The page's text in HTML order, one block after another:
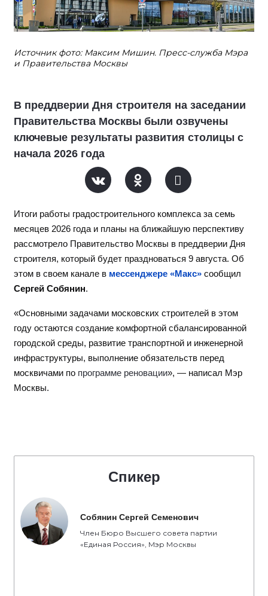
Источник фото: Максим Мишин. Пресс-служба Мэра
и Правительства Москвы
В преддверии Дня строителя на заседании
Правительства Москвы были озвучены
ключевые результаты развития столицы с
начала 2026 года
Итоги работы градостроительного комплекса за семь
месяцев 2026 года и планы на ближайшую перспективу
рассмотрело Правительство Москвы в преддверии Дня
строителя, который будет праздноваться 9 августа. Об
этом в своем канале в мессенджере «Макс» сообщил
Сергей Собянин.
«Основными задачами московских строителей в этом
году остаются создание комфортной сбалансированной
городской среды, развитие транспортной и инженерной
инфраструктуры, выполнение обязательств перед
москвичами по программе реновации», — написал Мэр
Москвы.
Спикер
Собянин Сергей Семенович
Член Бюро Высшего совета партии
«Единая Россия», Мэр Москвы